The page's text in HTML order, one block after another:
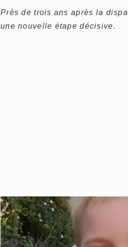
Près de trois ans après la
une nouvelle étape décisive.